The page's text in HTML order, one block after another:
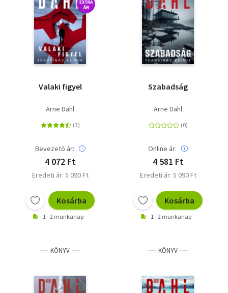
Valaki figyel
Arne Dahl
Bevezető ár:
4 072 Ft
Eredeti ár: 5 090 Ft
Kosárba
1 - 2 munkanap
Szabadság
Arne Dahl
Online ár:
4 581 Ft
Eredeti ár: 5 090 Ft
Kosárba
1 - 2 munkanap
KÖNYV KÖNYV